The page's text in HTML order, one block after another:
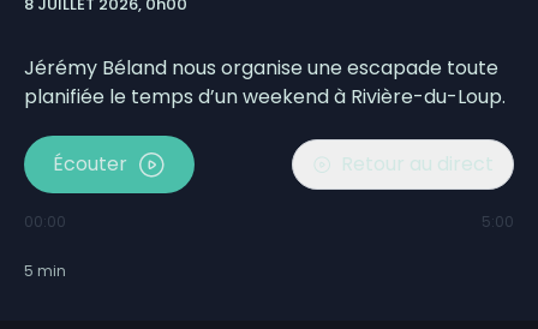
Jérémy Béland nous organise une escapade toute
planifiée le temps d’un weekend à Rivière-du-Loup.
Écouter Retour au direct
00:00 5:00
5 min